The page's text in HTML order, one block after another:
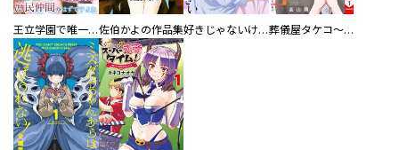
王立学園で唯一魔法が使えない庶民仲間のはずですよね～実は王子様で私を溺愛しているなんて告白はやめてください～佐伯かよの作品集 好きじゃないけど、抱いてください【電子単行本版／特典おまけ付き】 葬儀屋タケコ～あなたの最期、叶えます【電子単行本版】